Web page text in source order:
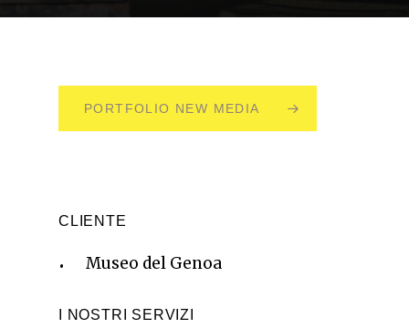
PORTFOLIO NEW MEDIA
CLIENTE
Museo del Genoa
I NOSTRI SERVIZI